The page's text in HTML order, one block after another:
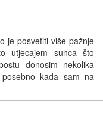
je posvetiti više pažnje
utjecajem sunca što
donosim nekolika
kada sam na